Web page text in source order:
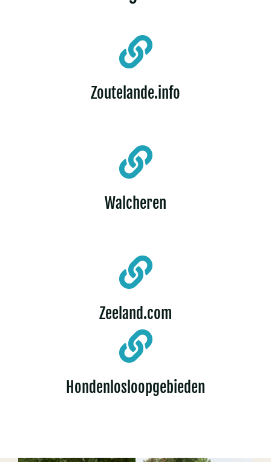
Zoutelande.info
Walcheren
Zeeland.com
Hondenlosloopgebieden